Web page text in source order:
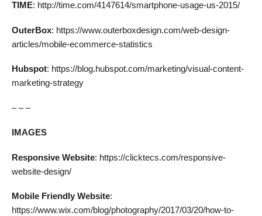
TIME: http://time.com/4147614/smartphone-usage-us-2015/
OuterBox: https://www.outerboxdesign.com/web-design-
articles/mobile-ecommerce-statistics
Hubspot: https://blog.hubspot.com/marketing/visual-content-
marketing-strategy
– – –
IMAGES
Responsive Website: https://clicktecs.com/responsive-
website-design/
Mobile Friendly Website:
https://www.wix.com/blog/photography/2017/03/20/how-to-